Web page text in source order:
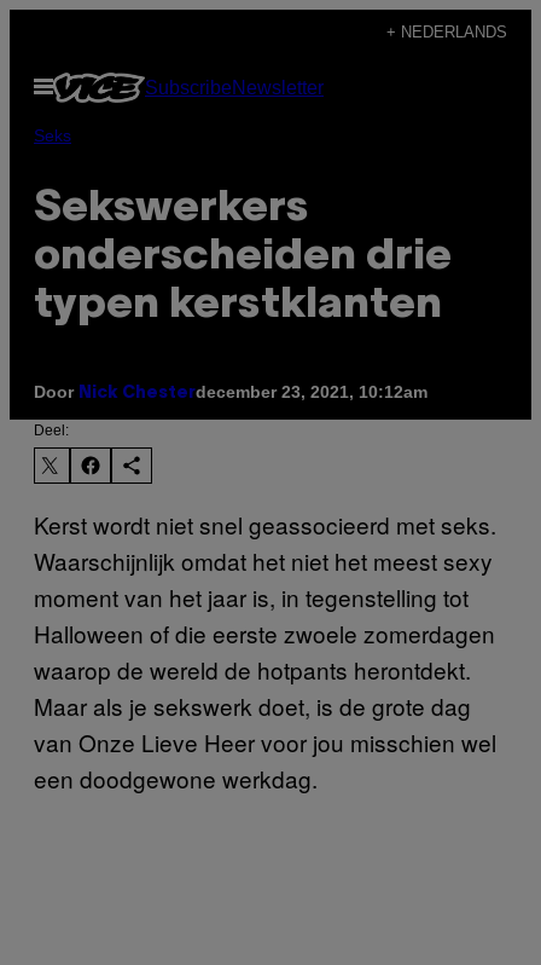
de
inhoud
+ NEDERLANDS
Open
menu
SubscribeNewsletter
Seks
Sekswerkers
onderscheiden drie
typen kerstklanten
Door Nick Chesterdecember 23, 2021, 10:12am
Deel:
Kerst wordt niet snel geassocieerd met seks.
Waarschijnlijk omdat het niet het meest sexy
moment van het jaar is, in tegenstelling tot
Halloween of die eerste zwoele zomerdagen
waarop de wereld de hotpants herontdekt.
Maar als je sekswerk doet, is de grote dag
van Onze Lieve Heer voor jou misschien wel
een doodgewone werkdag.